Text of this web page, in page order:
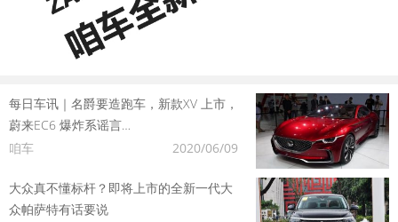
每日车讯｜名爵要造跑车，新款XV 上市，
蔚来EC6 爆炸系谣言…
咱车
2020/06/09
大众真不懂标杆？即将上市的全新一代大
众帕萨特有话要说